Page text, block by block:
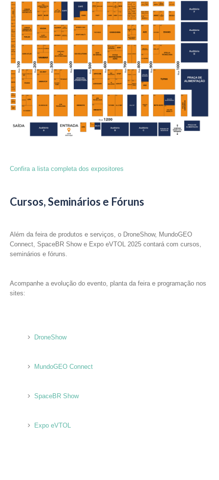
Confira a lista completa dos expositores
Cursos, Seminários e Fóruns
Além da feira de produtos e serviços, o DroneShow, MundoGEO
Connect, SpaceBR Show e Expo eVTOL 2025 contará com cursos,
seminários e fóruns.
Acompanhe a evolução do evento, planta da feira e programação nos
sites:
DroneShow
MundoGEO Connect
SpaceBR Show
Expo eVTOL